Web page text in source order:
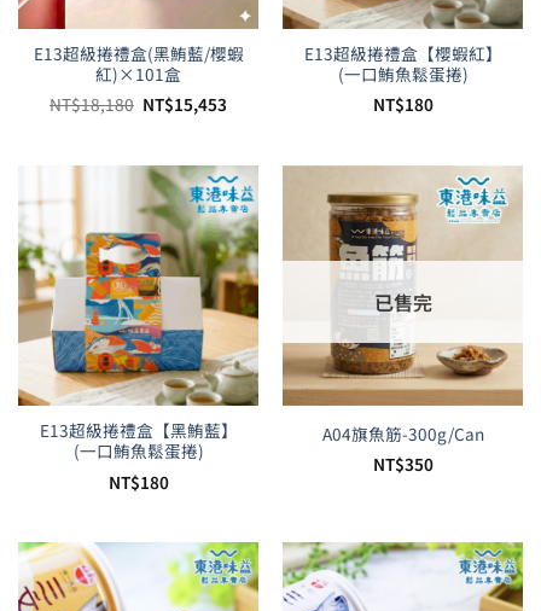
E13超級捲禮盒(黑鮪藍/櫻蝦
紅)×101盒
NT$18,180 原
價
格：
NT$18,180。
NT$15,453
價
格：
NT$15,453。
E13超級捲禮盒【櫻蝦紅】
(一口鮪魚鬆蛋捲)
NT$180
E13超級捲禮盒【黑鮪藍】
(一口鮪魚鬆蛋捲)
NT$180
已售完
A04旗魚筋-300g/Can
NT$350